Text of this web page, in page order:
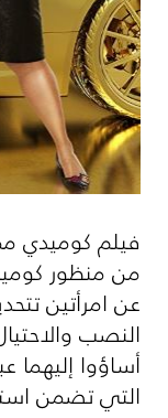
فيلم كوميدي
من منظور
عن امرأتين
النصب
أساؤوا
التي تضمن